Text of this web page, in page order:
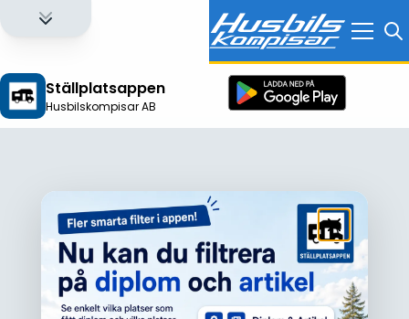
Ställplatsappen
Husbilskompisar AB
Logga in för att få full tillgång till alla funktioner!